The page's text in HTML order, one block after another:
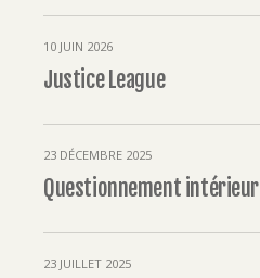
10 JUIN 2026
Justice League
23 DÉCEMBRE 2025
Questionnement intérieur
23 JUILLET 2025